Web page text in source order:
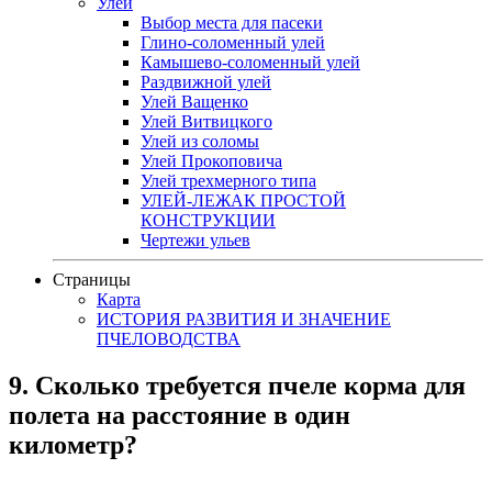
Выбор места для пасеки
Глино-соломенный улей
Камышево-соломенный улей
Раздвижной улей
Улей Ващенко
Улей Витвицкого
Улей из соломы
Улей Прокоповича
Улей трехмерного типа
УЛЕЙ-ЛЕЖАК ПРОСТОЙ
КОНСТРУКЦИИ
Чертежи ульев
Страницы
Карта
ИСТОРИЯ РАЗВИТИЯ И ЗНАЧЕНИЕ
ПЧЕЛОВОДСТВА
9. Сколько требуется пчеле корма для
полета на расстояние в один
километр?